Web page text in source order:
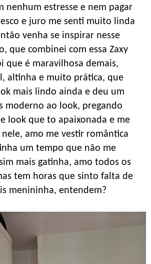
nenhum estresse e nem pagar
e juro me senti muito linda
venha se inspirar nesse
que combinei com essa Zaxy
que é maravilhosa demais,
altinha e muito prática, que
mais lindo ainda e deu um
moderno ao look, pregando
look que to apaixonada e me
amo me vestir romântica
um tempo que não me
mais gatinha, amo todos os
tem horas que sinto falta de
menininha, entendem?